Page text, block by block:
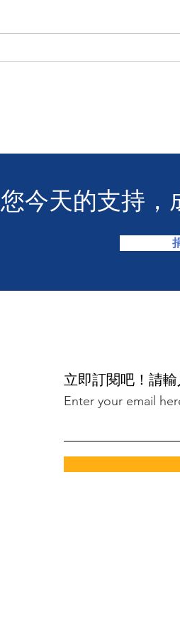
香港警務處 | 網
您今天的支持，
立即訂閱吧！請
Enter your email